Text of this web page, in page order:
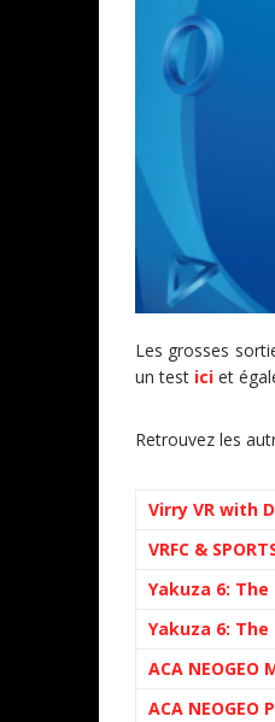
Les grosses
un test ici et
Retrouvez les
Virry VR with
VRFC &
Yakuza 6:
Yakuza 6:
ACA NEOGEO
ACA NEOGEO